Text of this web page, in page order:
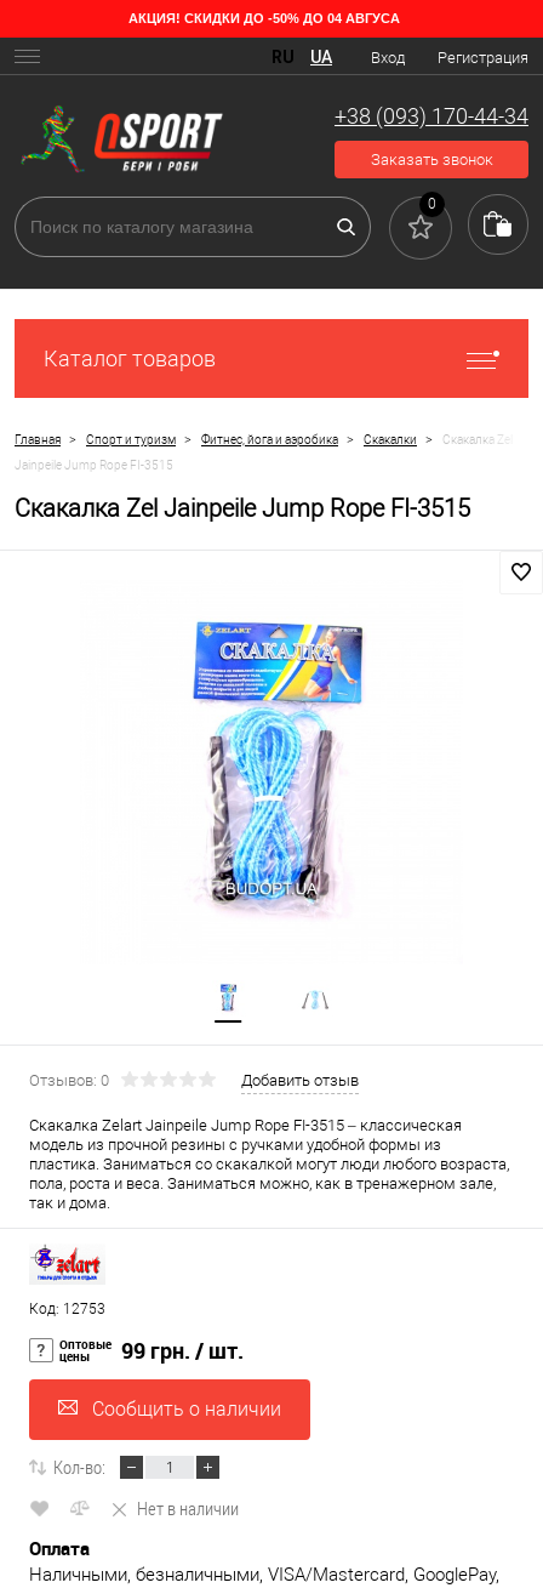
АКЦИЯ! СКИДКИ ДО -50% ДО 04 АВГУСА
Вход Регистрация
RU UA
+38 (093) 170-44-34
Заказать звонок
0
Каталог товаров
Главная > Спорт и туризм > Фитнес, йога и аэробика > Скакалки >
Скакалка Zel
Jainpeile Jump Rope FI-3515
Скакалка Zel Jainpeile Jump Rope FI-3515
Отзывов: 0 Добавить отзыв
Скакалка Zelart Jainpeile Jump Rope FI-3515 – классическая
модель из прочной резины с ручками удобной формы из
пластика. Заниматься со скакалкой могут люди любого возраста,
пола, роста и веса. Заниматься можно, как в тренажерном зале,
так и дома.
Код: 12753
Оптовые
цены 99 грн. / шт.
Сообщить о наличии
Кол-во:
Нет в наличии
Оплата
Наличными, безналичными, VISA/Mastercard, GooglePay,